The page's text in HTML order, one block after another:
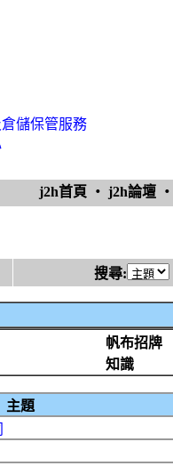
儲保管服務
j2h首頁 ‧ j2h論壇 ‧
搜尋:
帆布招牌
知識
主題